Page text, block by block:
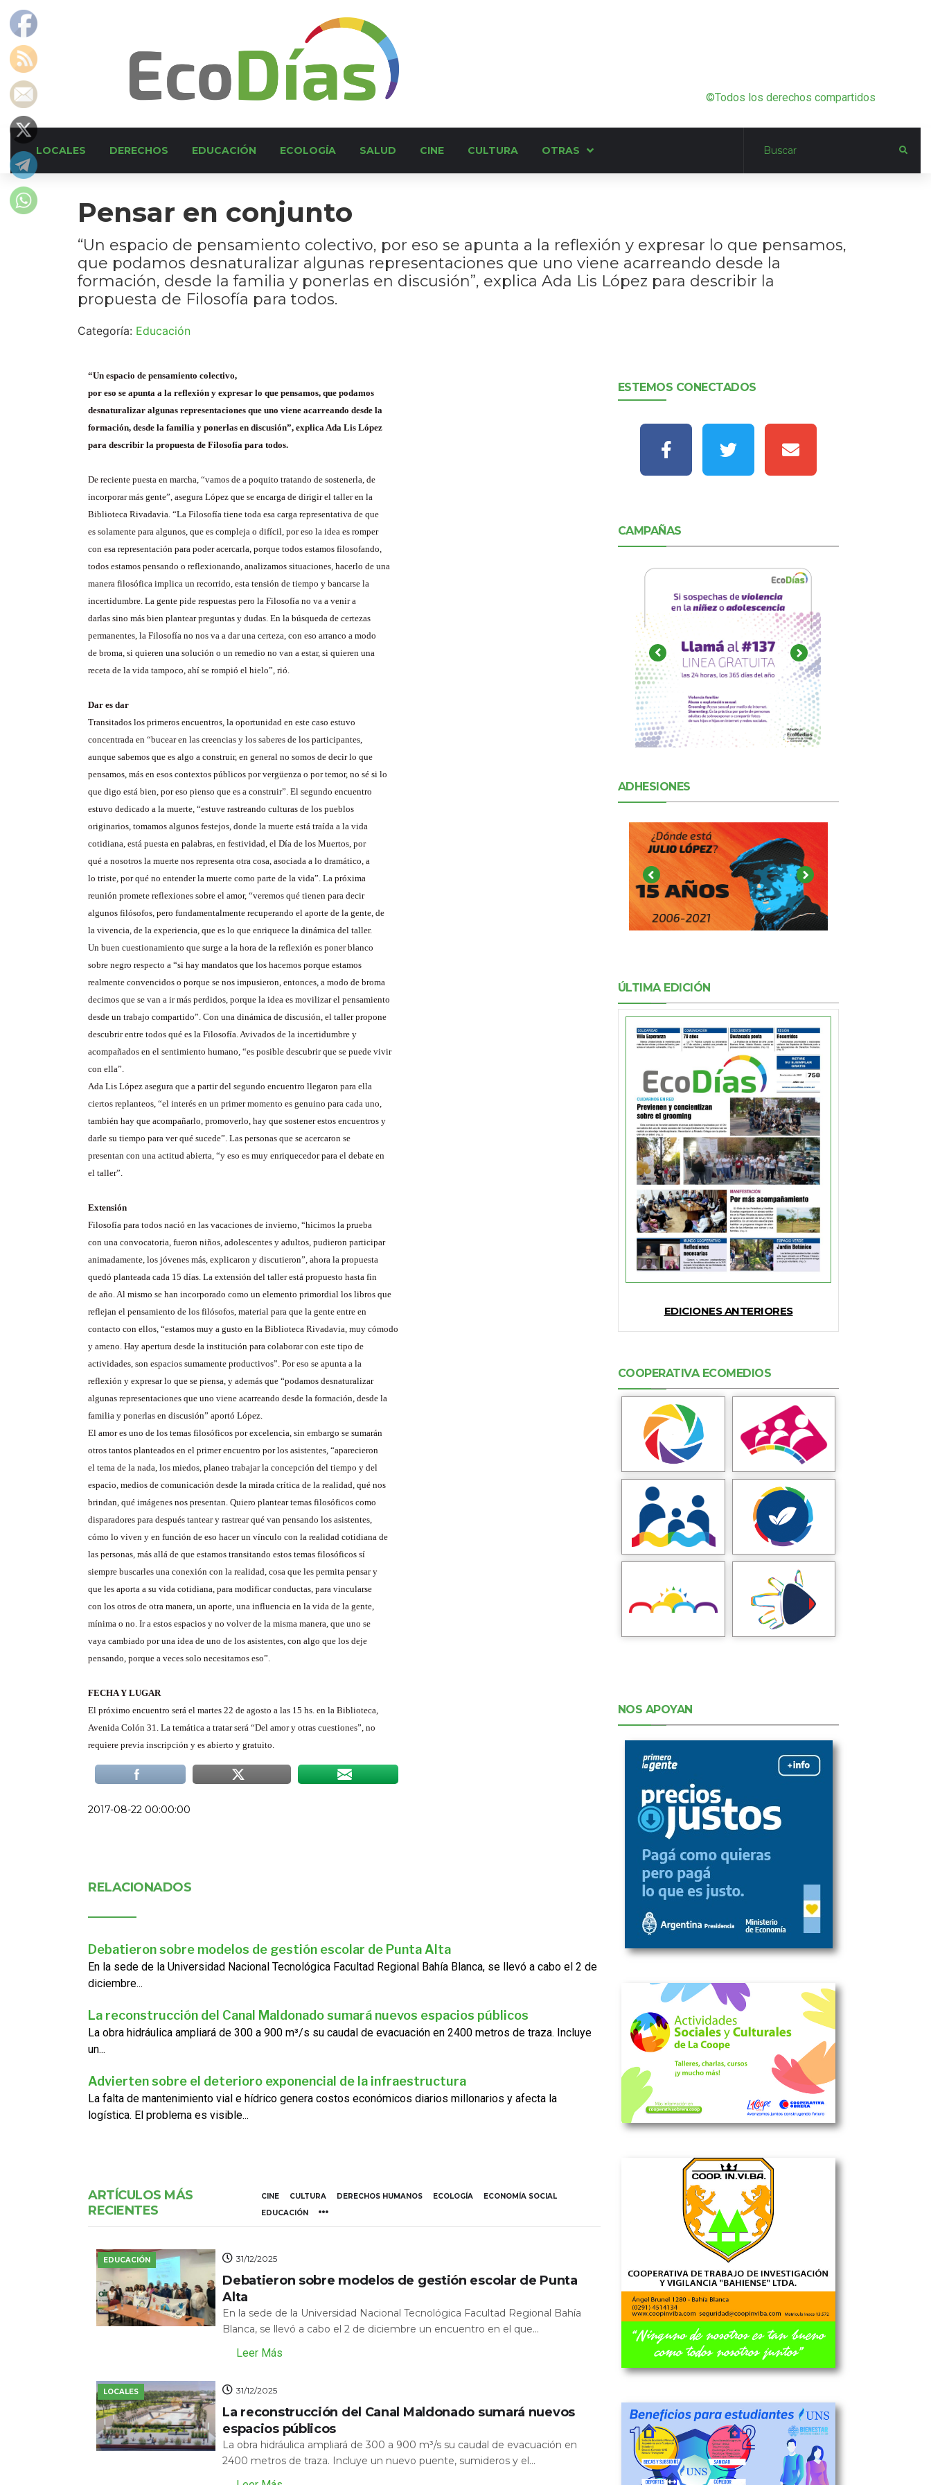
©Todos los derechos compartidos
LOCALES DERECHOS EDUCACIÓN ECOLOGÍA SALUD CINE CULTURA OTRAS
Pensar en conjunto
“Un espacio de pensamiento colectivo, por eso se apunta a la reflexión y expresar lo que pensamos,
que podamos desnaturalizar algunas representaciones que uno viene acarreando desde la
formación, desde la familia y ponerlas en discusión”, explica Ada Lis López para describir la
propuesta de Filosofía para todos.
Categoría: Educación
“Un espacio de pensamiento colectivo,
por eso se apunta a la reflexión y expresar lo que pensamos, que podamos
desnaturalizar algunas representaciones que uno viene acarreando desde la
formación, desde la familia y ponerlas en discusión”, explica Ada Lis López
para describir la propuesta de Filosofía para todos.
De reciente puesta en marcha, “vamos de a poquito tratando de sostenerla, de
incorporar más gente”, asegura López que se encarga de dirigir el taller en la
Biblioteca Rivadavia. “La Filosofía tiene toda esa carga representativa de que
es solamente para algunos, que es compleja o difícil, por eso la idea es romper
con esa representación para poder acercarla, porque todos estamos filosofando,
todos estamos pensando o reflexionando, analizamos situaciones, hacerlo de una
manera filosófica implica un recorrido, esta tensión de tiempo y bancarse la
incertidumbre. La gente pide respuestas pero la Filosofía no va a venir a
darlas sino más bien plantear preguntas y dudas. En la búsqueda de certezas
permanentes, la Filosofía no nos va a dar una certeza, con eso arranco a modo
de broma, si quieren una solución o un remedio no van a estar, si quieren una
receta de la vida tampoco, ahí se rompió el hielo”, rió.
Dar es dar
Transitados los primeros encuentros, la oportunidad en este caso estuvo
concentrada en “bucear en las creencias y los saberes de los participantes,
aunque sabemos que es algo a construir, en general no somos de decir lo que
pensamos, más en esos contextos públicos por vergüenza o por temor, no sé si lo
que digo está bien, por eso pienso que es a construir”. El segundo encuentro
estuvo dedicado a la muerte, “estuve rastreando culturas de los pueblos
originarios, tomamos algunos festejos, donde la muerte está traída a la vida
cotidiana, está puesta en palabras, en festividad, el Día de los Muertos, por
qué a nosotros la muerte nos representa otra cosa, asociada a lo dramático, a
lo triste, por qué no entender la muerte como parte de la vida”. La próxima
reunión promete reflexiones sobre el amor, “veremos qué tienen para decir
algunos filósofos, pero fundamentalmente recuperando el aporte de la gente, de
la vivencia, de la experiencia, que es lo que enriquece la dinámica del taller.
Un buen cuestionamiento que surge a la hora de la reflexión es poner blanco
sobre negro respecto a “si hay mandatos que los hacemos porque estamos
realmente convencidos o porque se nos impusieron, entonces, a modo de broma
decimos que se van a ir más perdidos, porque la idea es movilizar el pensamiento
desde un trabajo compartido”. Con una dinámica de discusión, el taller propone
descubrir entre todos qué es la Filosofía. Avivados de la incertidumbre y
acompañados en el sentimiento humano, “es posible descubrir que se puede vivir
con ella”.
Ada Lis López asegura que a partir del segundo encuentro llegaron para ella
ciertos replanteos, “el interés en un primer momento es genuino para cada uno,
también hay que acompañarlo, promoverlo, hay que sostener estos encuentros y
darle su tiempo para ver qué sucede”. Las personas que se acercaron se
presentan con una actitud abierta, “y eso es muy enriquecedor para el debate en
el taller”.
Extensión
Filosofía para todos nació en las vacaciones de invierno, “hicimos la prueba
con una convocatoria, fueron niños, adolescentes y adultos, pudieron participar
animadamente, los jóvenes más, explicaron y discutieron”, ahora la propuesta
quedó planteada cada 15 días. La extensión del taller está propuesto hasta fin
de año. Al mismo se han incorporado como un elemento primordial los libros que
reflejan el pensamiento de los filósofos, material para que la gente entre en
contacto con ellos, “estamos muy a gusto en la Biblioteca Rivadavia, muy cómodo
y ameno. Hay apertura desde la institución para colaborar con este tipo de
actividades, son espacios sumamente productivos”. Por eso se apunta a la
reflexión y expresar lo que se piensa, y además que “podamos desnaturalizar
algunas representaciones que uno viene acarreando desde la formación, desde la
familia y ponerlas en discusión” aportó López.
El amor es uno de los temas filosóficos por excelencia, sin embargo se sumarán
otros tantos planteados en el primer encuentro por los asistentes, “aparecieron
el tema de la nada, los miedos, planeo trabajar la concepción del tiempo y del
espacio, medios de comunicación desde la mirada crítica de la realidad, qué nos
brindan, qué imágenes nos presentan. Quiero plantear temas filosóficos como
disparadores para después tantear y rastrear qué van pensando los asistentes,
cómo lo viven y en función de eso hacer un vínculo con la realidad cotidiana de
las personas, más allá de que estamos transitando estos temas filosóficos sí
siempre buscarles una conexión con la realidad, cosa que les permita pensar y
que les aporta a su vida cotidiana, para modificar conductas, para vincularse
con los otros de otra manera, un aporte, una influencia en la vida de la gente,
mínima o no. Ir a estos espacios y no volver de la misma manera, que uno se
vaya cambiado por una idea de uno de los asistentes, con algo que los deje
pensando, porque a veces solo necesitamos eso”.
FECHA Y LUGAR
El próximo encuentro será el martes 22 de agosto a las 15 hs. en la Biblioteca,
Avenida Colón 31. La temática a tratar será “Del amor y otras cuestiones”, no
requiere previa inscripción y es abierto y gratuito.
2017-08-22 00:00:00
RELACIONADOS
Debatieron sobre modelos de gestión escolar de Punta Alta
En la sede de la Universidad Nacional Tecnológica Facultad Regional Bahía Blanca, se llevó a cabo el 2 de
diciembre...
La reconstrucción del Canal Maldonado sumará nuevos espacios públicos
La obra hidráulica ampliará de 300 a 900 m³/s su caudal de evacuación en 2400 metros de traza. Incluye
un...
Advierten sobre el deterioro exponencial de la infraestructura
La falta de mantenimiento vial e hídrico genera costos económicos diarios millonarios y afecta la
logística. El problema es visible...
ARTÍCULOS MÁS
RECIENTES
CINE CULTURA DERECHOS HUMANOS ECOLOGÍA
ECONOMÍA SOCIAL
EDUCACIÓN
EDUCACIÓN 31/12/2025
Debatieron sobre modelos de gestión escolar de Punta
Alta
En la sede de la Universidad Nacional Tecnológica Facultad Regional Bahía
Blanca, se llevó a cabo el 2 de diciembre un encuentro en el que...
Leer Más
LOCALES 31/12/2025
La reconstrucción del Canal Maldonado sumará nuevos
espacios públicos
La obra hidráulica ampliará de 300 a 900 m³/s su caudal de evacuación en
2400 metros de traza. Incluye un nuevo puente, sumideros y el...
ESTEMOS CONECTADOS
CAMPAÑAS
ADHESIONES
ÚLTIMA EDICIÓN
EDICIONES ANTERIORES
COOPERATIVA ECOMEDIOS
NOS APOYAN